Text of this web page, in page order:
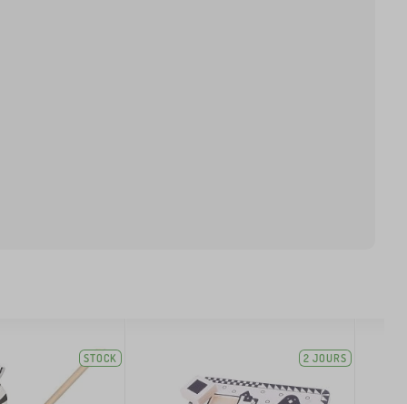
STOCK 2 JOURS